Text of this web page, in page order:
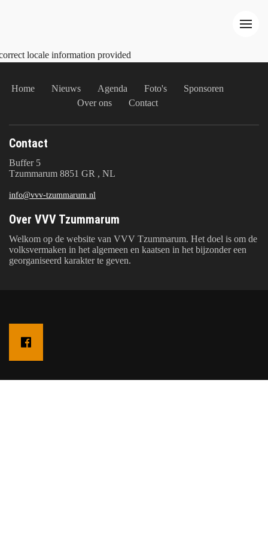
locale information provided
Home Nieuws Agenda Foto's
Sponsoren
Over ons
Contact
Contact
Buffer 5
Tzummarum 8851 GR , NL
info@vvv-tzummarum.nl
Over VVV Tzummarum
Welkom op de website van VVV Tzummarum. Het doel is om de
volksvermaken in het algemeen en kaatsen in het bijzonder een
georganiseerd karakter te geven.